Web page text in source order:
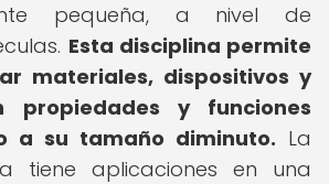
pequeña, a nivel de
Esta disciplina permite
materiales, dispositivos y
propiedades y funciones
a su tamaño diminuto. La
tiene aplicaciones en una